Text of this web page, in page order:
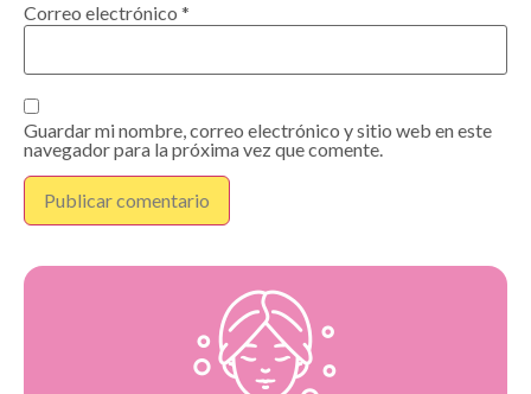
Correo electrónico *
Guardar mi nombre, correo electrónico y sitio web en este
navegador para la próxima vez que comente.